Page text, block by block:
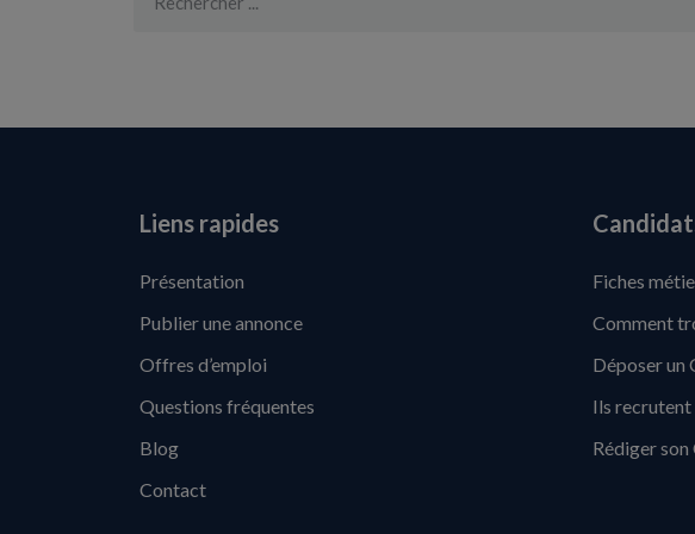
Liens rapides
Présentation
Publier une annonce
Offres d’emploi
Questions fréquentes
Blog
Contact
Fiches
Comment
Déposer un
Ils recrutent
Rédiger son